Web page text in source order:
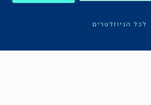
לכל הניוזלטרים